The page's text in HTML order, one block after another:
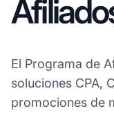
El Programa de
soluciones CPA,
promociones de